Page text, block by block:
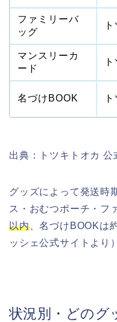
ファミリーバ
ッグ
マンスリーカ
ード
名づけBOOK
出典：トツキトオカ 公
グッズによって発送時
ス・おむつポーチ・フ
以内、名づけBOOKは
ッシェ公式サイトより
状況別・どのグ